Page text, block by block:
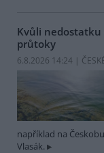
Kvůli
průtoky
6.8.2026 14:24 |
například na
Vlasák.